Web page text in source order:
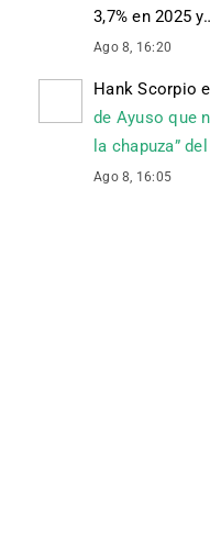
3,7% en 2025
Ago 8, 16:20
Hank Scorpio
de Ayuso que
la chapuza”
Ago 8, 16:05